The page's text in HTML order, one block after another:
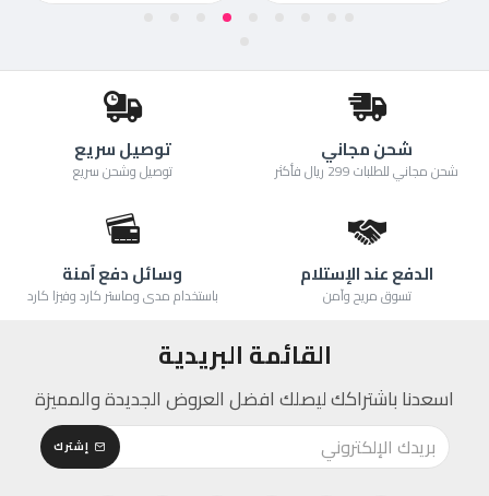
شحن مجاني
شحن مجاني للطلبات 299 ريال فأكثر
توصيل سريع
توصيل وشحن سريع
الدفع عند الإستلام
تسوق مريح وآمن
وسائل دفع آمنة
باستخدام مدى وماستر كارد وفيزا كارد
القائمة البريدية
اسعدنا باشتراكك ليصلك افضل العروض الجديدة والمميزة
إشترك